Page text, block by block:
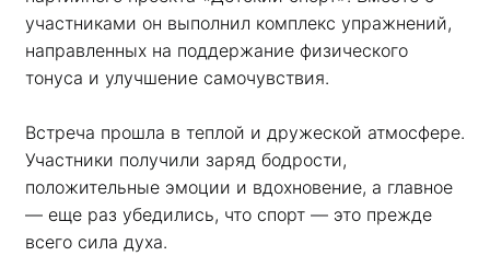
участниками он выполнил комплекс упражнений,
направленных на поддержание физического
тонуса и улучшение самочувствия.
Встреча прошла в теплой и дружеской атмосфере.
Участники получили заряд бодрости,
положительные эмоции и вдохновение, а главное
— еще раз убедились, что спорт — это прежде
всего сила духа.